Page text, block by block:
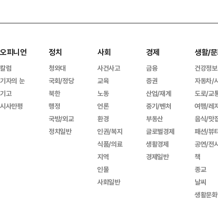
오피니언
칼럼
기자의 눈
기고
시사만평
정치
청와대
국회/정당
북한
행정
국방/외교
정치일반
사회
사건사고
교육
노동
언론
환경
인권/복지
식품/의료
지역
인물
사회일반
경제
금융
증권
산업/재계
중기/벤처
부동산
글로벌경제
생활경제
경제일반
생활/
건강정보
자동차/
도로/교
여행/레
음식/맛
패션/뷰
공연/전
책
종교
날씨
생활문